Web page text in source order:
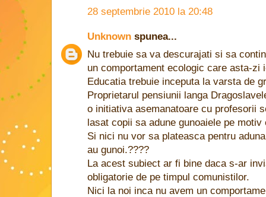
28 septembrie 2010 la 20:48
Unknown spunea...
Nu trebuie sa va descurajati si sa
un comportament ecologic care asta-zi
Educatia trebuie inceputa la varsta de
Proprietarul pensiunii langa
o initiativa asemanatoare cu profesorii
lasat copii sa adune gunoaiele pe
Si nici nu vor sa plateasca pentru
au gunoi.????
La acest subiect ar fi bine daca s-ar
obligatorie de pe timpul comunistilor.
Nici la noi inca nu avem un